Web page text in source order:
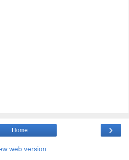
›
Home
web version